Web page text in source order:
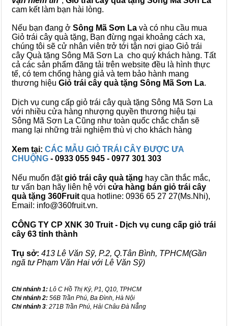
cam kết làm bạn hài lòng.
Nếu bạn đang ở Sông Mã Sơn La và có nhu cầu mua
Giỏ trái cây quà tặng, Bạn đừng ngại khoảng cách xa,
chúng tôi sẽ cử nhân viên trở tới tận nơi giao Giỏ trái
cây Quà tặng Sông Mã Sơn La cho quý khách hàng. Tất
cả các sản phẩm đăng tải trên website đều là hình thực
tế, có tem chống hàng giả và tem bảo hành mang
thương hiệu Giỏ trái cây quà tặng Sông Mã Sơn La.
Dịch vụ cung cấp giỏ trái cây quà tặng Sông Mã Sơn La
với nhiều cửa hàng nhượng quyền thương hiệu tại
Sông Mã Sơn La Cũng như toàn quốc chắc chắn sẽ
mang lại những trải nghiệm thù vị cho khách hàng
Xem tại: CÁC MẪU GIỎ TRÁI CÂY ĐƯỢC ƯA
CHUỘNG - 0933 055 945 - 0977 301 303
Nếu muốn đặtgiỏ trái cây quà tặng hay cần thắc mắc,
tư vấn bạn hãy liên hệ với cửa hàng bán giỏ trái cây
quà tặng 360Fruit qua hotline: 0936 65 27 27(Ms.Nhi),
Email: info@360fruit.vn.
CÔNG TY CP XNK 30 Truit - Dịch vụ cung cấp giỏ trái
cây 63 tỉnh thành
Trụ sở: 413 Lê Văn Sỹ, P.2, Q.Tân Bình, TPHCM(Gần
ngã tư Phạm Văn Hai với Lê Văn Sỹ)
Chi nhánh 1: Lô C Hồ Thị Kỷ, P1, Q10, TPHCM
Chi nhánh 2: 56B Trần Phú, Ba Đình, Hà Nội
Chi nhánh 3: 271B Trần Phú, Hải Châu Đà Nẵng